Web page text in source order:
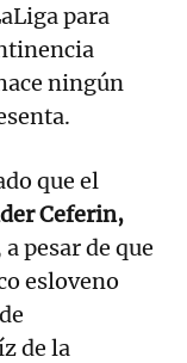
para
ningún
que el
Ceferin,
a pesar de que
esloveno
de la